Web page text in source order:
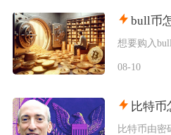
bull币
08-10
比特币